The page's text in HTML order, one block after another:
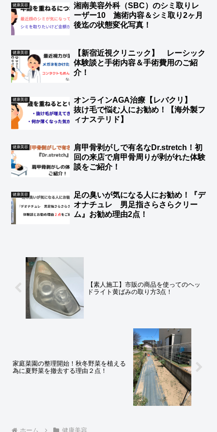
健康美容
湘南美容外科（SBC）のシミ取りレ
ーザー10 施術内容＆シミ取り2ヶ月
後迄の状態変化写真！
健康美容
【新宿近視クリニック】 レーシック
体験談と手術内容＆手術費用のご紹
介！
健康美容
オンラインAGA治療【レバクリ】
抜け毛で悩む人にお勧め！【海外製フ
ィナステリド】
健康美容
肩甲骨剥がしで有名なDr.stretch！初
回の来店で肩甲骨周りが剥がれた体験
談をご紹介！
健康美容
足の臭いが気になる人にお勧め！『デ
オナチュレ 男足指さらさらクリー
ム』お勧め理由2点！
【素人施工】市販の商品を使ってのヘッ
ドライト黄ばみの取り方3点！
家庭菜園の整理開始！秋冬野菜を植える
為に夏野菜を撤去する理由２点！
ホーム 健康美容